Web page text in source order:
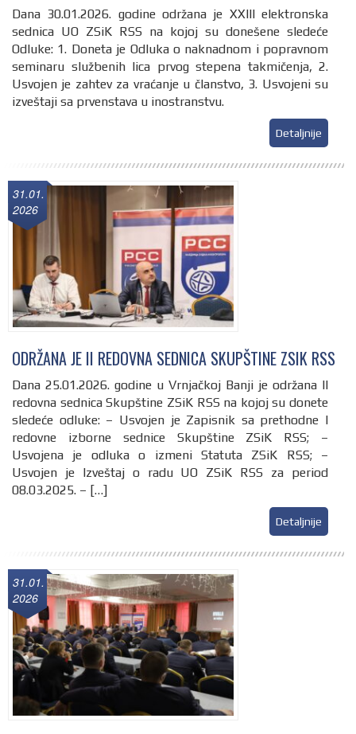
Dana 30.01.2026. godine održana je XXIII elektronska
sednica UO ZSiK RSS na kojoj su donešene sledeće
Odluke: 1. Doneta je Odluka o naknadnom i popravnom
seminaru službenih lica prvog stepena takmičenja, 2.
Usvojen je zahtev za vraćanje u članstvo, 3. Usvojeni su
izveštaji sa prvenstava u inostranstvu.
Detaljnije
31.01.
2026
ODRŽANA JE II REDOVNA SEDNICA SKUPŠTINE ZSIK RSS
Dana 25.01.2026. godine u Vrnjačkoj Banji je održana II
redovna sednica Skupštine ZSiK RSS na kojoj su donete
sledeće odluke: – Usvojen je Zapisnik sa prethodne I
redovne izborne sednice Skupštine ZSiK RSS; –
Usvojena je odluka o izmeni Statuta ZSiK RSS; –
Usvojen je Izveštaj o radu UO ZSiK RSS za period
08.03.2025. – […]
Detaljnije
31.01.
2026